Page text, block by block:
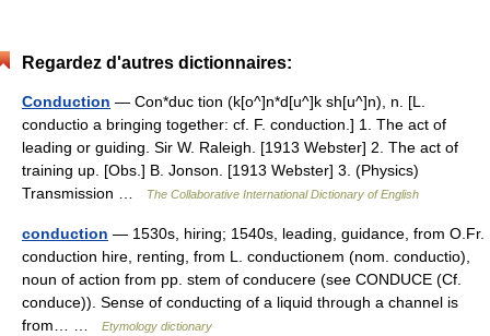
Regardez d'autres dictionnaires:
Conduction — Con*duc tion (k[o^]n*d[u^]k sh[u^]n), n. [L.
conductio a bringing together: cf. F. conduction.] 1. The act of
leading or guiding. Sir W. Raleigh. [1913 Webster] 2. The act of
training up. [Obs.] B. Jonson. [1913 Webster] 3. (Physics)
Transmission …
The Collaborative International Dictionary of English
conduction — 1530s, hiring; 1540s, leading, guidance, from O.Fr.
conduction hire, renting, from L. conductionem (nom. conductio),
noun of action from pp. stem of conducere (see CONDUCE (Cf.
conduce)). Sense of conducting of a liquid through a channel is
from… …
Etymology dictionary